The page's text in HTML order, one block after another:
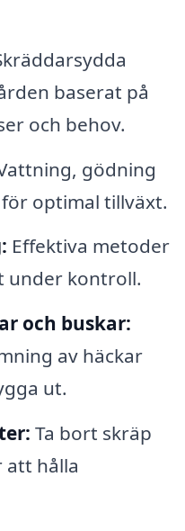
baserat på
och behov.
gödning
optimal tillväxt.
Effektiva metoder
under kontroll.
och buskar:
av häckar
ut.
Ta bort skräp
att hålla